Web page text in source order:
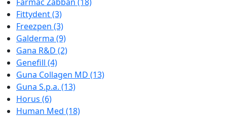
Fittydent(3)
Freezpen (3)
Galderma (9)
Gana R&D (2)
Genefill (4)
Guna Collagen MD (13)
Guna S.p.a. (13)
Horus (6)
Human Med (18)